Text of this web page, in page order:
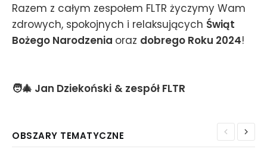
Razem z całym zespołem FLTR życzymy Wam
zdrowych, spokojnych i relaksujących Świąt
Bożego Narodzenia oraz dobrego Roku 2024!
🧑‍🎄 Jan Dziekoński & zespół FLTR
OBSZARY TEMATYCZNE